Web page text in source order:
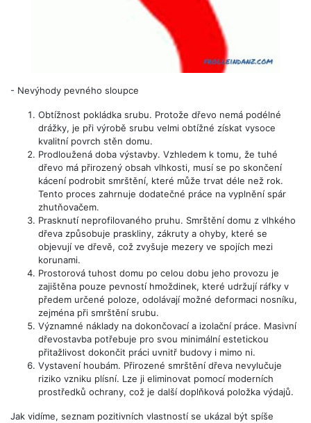
- Nevýhody pevného sloupce
Obtížnost pokládka srubu. Protože dřevo nemá podélné
drážky, je při výrobě srubu velmi obtížné získat vysoce
kvalitní povrch stěn domu.
Prodloužená doba výstavby. Vzhledem k tomu, že tuhé
dřevo má přirozený obsah vlhkosti, musí se po skončení
kácení podrobit smrštění, které může trvat déle než rok.
Tento proces zahrnuje dodatečné práce na vyplnění spár
zhutňovačem.
Prasknutí neprofilovaného pruhu. Smrštění domu z vlhkého
dřeva způsobuje praskliny, zákruty a ohyby, které se
objevují ve dřevě, což zvyšuje mezery ve spojích mezi
korunami.
Prostorová tuhost domu po celou dobu jeho provozu je
zajištěna pouze pevností hmoždinek, které udržují ráfky v
předem určené poloze, odolávají možné deformaci nosníku,
zejména při smrštění srubu.
Významné náklady na dokončovací a izolační práce. Masivní
dřevostavba potřebuje pro svou minimální estetickou
přitažlivost dokončit práci uvnitř budovy i mimo ni.
Vystavení houbám. Přirozené smrštění dřeva nevylučuje
riziko vzniku plísní. Lze ji eliminovat pomocí moderních
prostředků ochrany, což je další doplňková položka výdajů.
Jak vidíme, seznam pozitivních vlastností se ukázal být spíše